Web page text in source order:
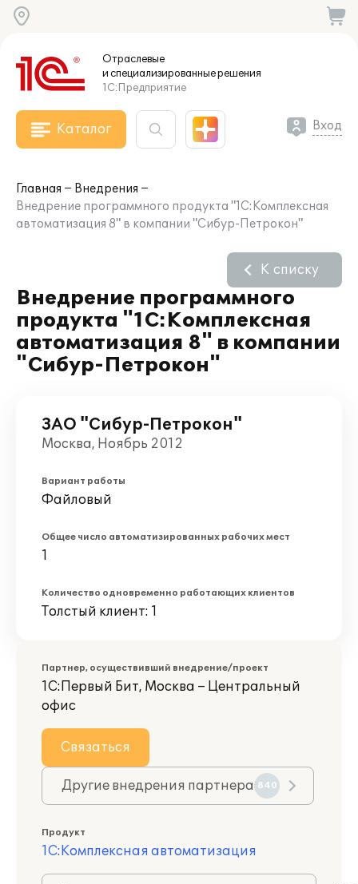
Отраслевые
и специализированныерешения
1С:Предприятие
Каталог Вход
Главная
Внедрения
Внедрение программного продукта "1С:Комплексная
автоматизация 8" в компании "Сибур-Петрокон"
Внедрение программного
продукта "1С:Комплексная
автоматизация 8" в компании
"Сибур-Петрокон"
К списку
ЗАО "Сибур-Петрокон"
Москва, Ноябрь 2012
Вариант работы
Файловый
Общее число автоматизированных рабочих мест
1
Количество одновременно работающих клиентов
Толстый клиент: 1
Партнер, осуществивший внедрение/проект
1С:Первый Бит, Москва – Центральный
офис
Связаться
Другие внедрения партнера 840
Продукт
1С:Комплексная автоматизация